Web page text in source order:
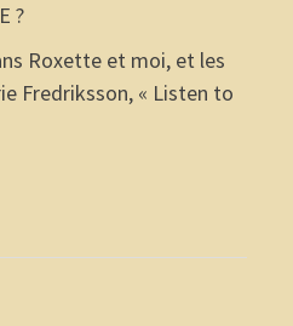
?
Roxette et moi, et les
Fredriksson, « Listen to